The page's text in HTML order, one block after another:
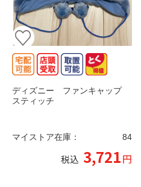
ディズニー ファンキャップ
スティッチ
マイストア在庫： 84
税込 3,721円